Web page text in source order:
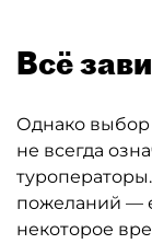
Всё
Однако выбор
не всегда
пожеланий —
некоторое